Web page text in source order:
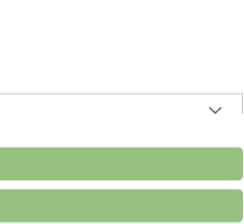
weekli App für iOS & Android.